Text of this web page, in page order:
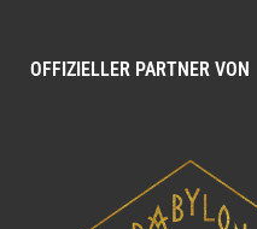
OFFIZIELLER PARTNER VON